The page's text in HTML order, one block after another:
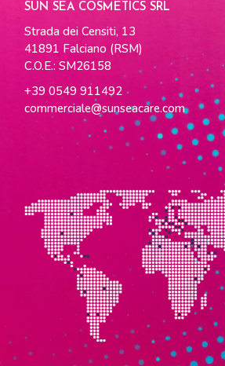
SUN SEA COSMETICS SRL
Strada dei Censiti, 13
41891 Falciano (RSM)
C.O.E.: SM26158
+39 0549 911492
commerciale@sunseacare.com